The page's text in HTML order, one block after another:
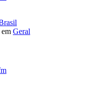
em Geral